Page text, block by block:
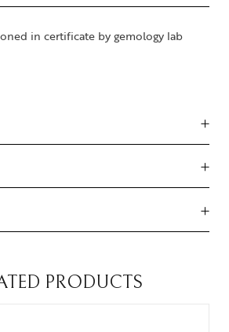
in certificate by gemology lab
PRODUCTS